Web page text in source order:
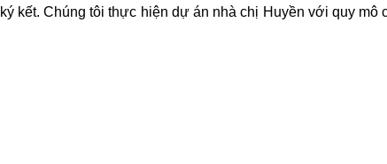
kết. Chúng tôi thực hiện dự án nhà chị Huyền với quy mô